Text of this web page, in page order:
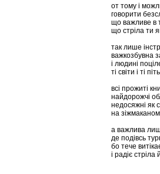
от тому і
говорити
що важливе в
що стріла ти
так лише
важкозбувна
і людині
ті світи і ті
всі прожиті
найдорожчі
недосяжні як
на
а важлива
де подівсь
бо тече
і радіє